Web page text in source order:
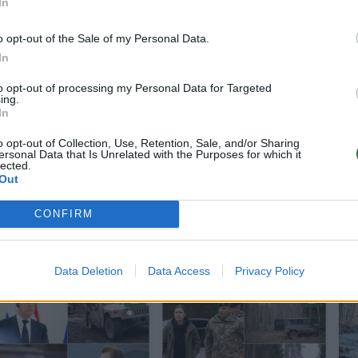
opt-out of the Sale of my Personal Data.
opt-out of processing my Personal Data for Targeted
opt-out of Collection, Use, Retention, Sale, and/or Sharing
Data that Is Unrelated with the Purposes for which it
CONFIRM
Data Deletion Data Access Privacy Policy
vandens kelių direkcijos narai
pranešė, jo Susisiekimo ministerijos
vandens kelių direkcijos narai, kuie